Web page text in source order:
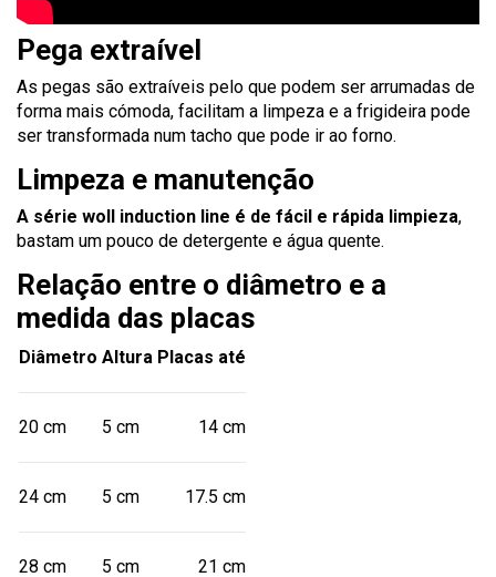
Pega extraível
As pegas são extraíveis pelo que podem ser arrumadas de
forma mais cómoda, facilitam a limpeza e a frigideira pode
ser transformada num tacho que pode ir ao forno.
Limpeza e manutenção
A série woll induction line é de fácil e rápida limpieza,
bastam um pouco de detergente e água quente.
Relação entre o diâmetro e a
medida das placas
Diâmetro Altura Placas até
20 cm 5 cm 14 cm
24 cm 5 cm 17.5 cm
28 cm 5 cm 21 cm